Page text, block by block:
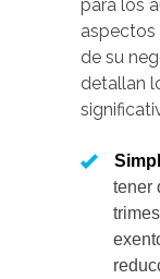
para los
aspectos
de su
detallan
tener